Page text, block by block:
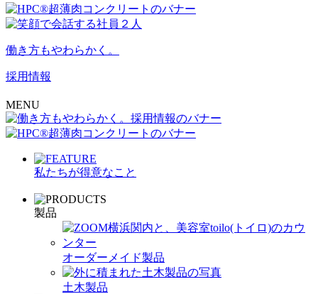
働き方もやわらかく。
採用情報
MENU
私たちが得意なこと
製品
オーダーメイド製品
土木製品